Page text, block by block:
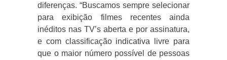
diferenças. “Buscamos sempre selecionar
para exibição filmes recentes ainda
inéditos nas TV’s aberta e por assinatura,
e com classificação indicativa livre para
que o maior número possível de pessoas